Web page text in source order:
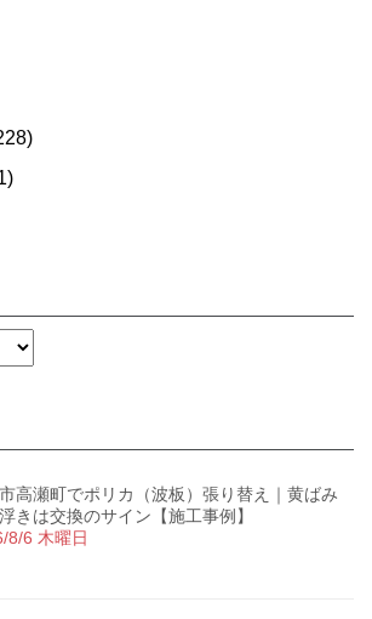
高瀬町でポリカ（波板）張り替え｜黄ばみ
きは交換のサイン【施工事例】
8/6 木曜日